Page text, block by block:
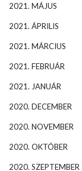
2021. MÁJUS
2021. ÁPRILIS
2021. MÁRCIUS
2021. FEBRUÁR
2021. JANUÁR
2020. DECEMBER
2020. NOVEMBER
2020. OKTÓBER
2020. SZEPTEMBER